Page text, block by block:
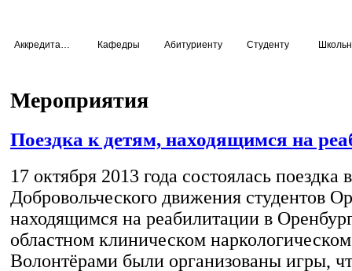
Кафедры Абитуриенту Студенту
Мероприятия
Поездка к детям, находящимся на
17 октября 2013 года состоялась поездка
Добровольческого движения студентов
находящимся на реабилитации в
областном клиническом
Волонтёрами были организованы игры,